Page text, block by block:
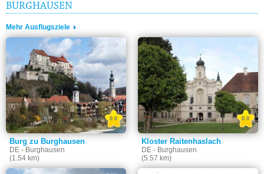
BURGHAUSEN
Mehr Ausflugsziele
Burg zu Burghausen
DE - Burghausen
(1.54 km)
0.0
Kloster Raitenhaslach
DE - Burghausen
(5.57 km)
0.0